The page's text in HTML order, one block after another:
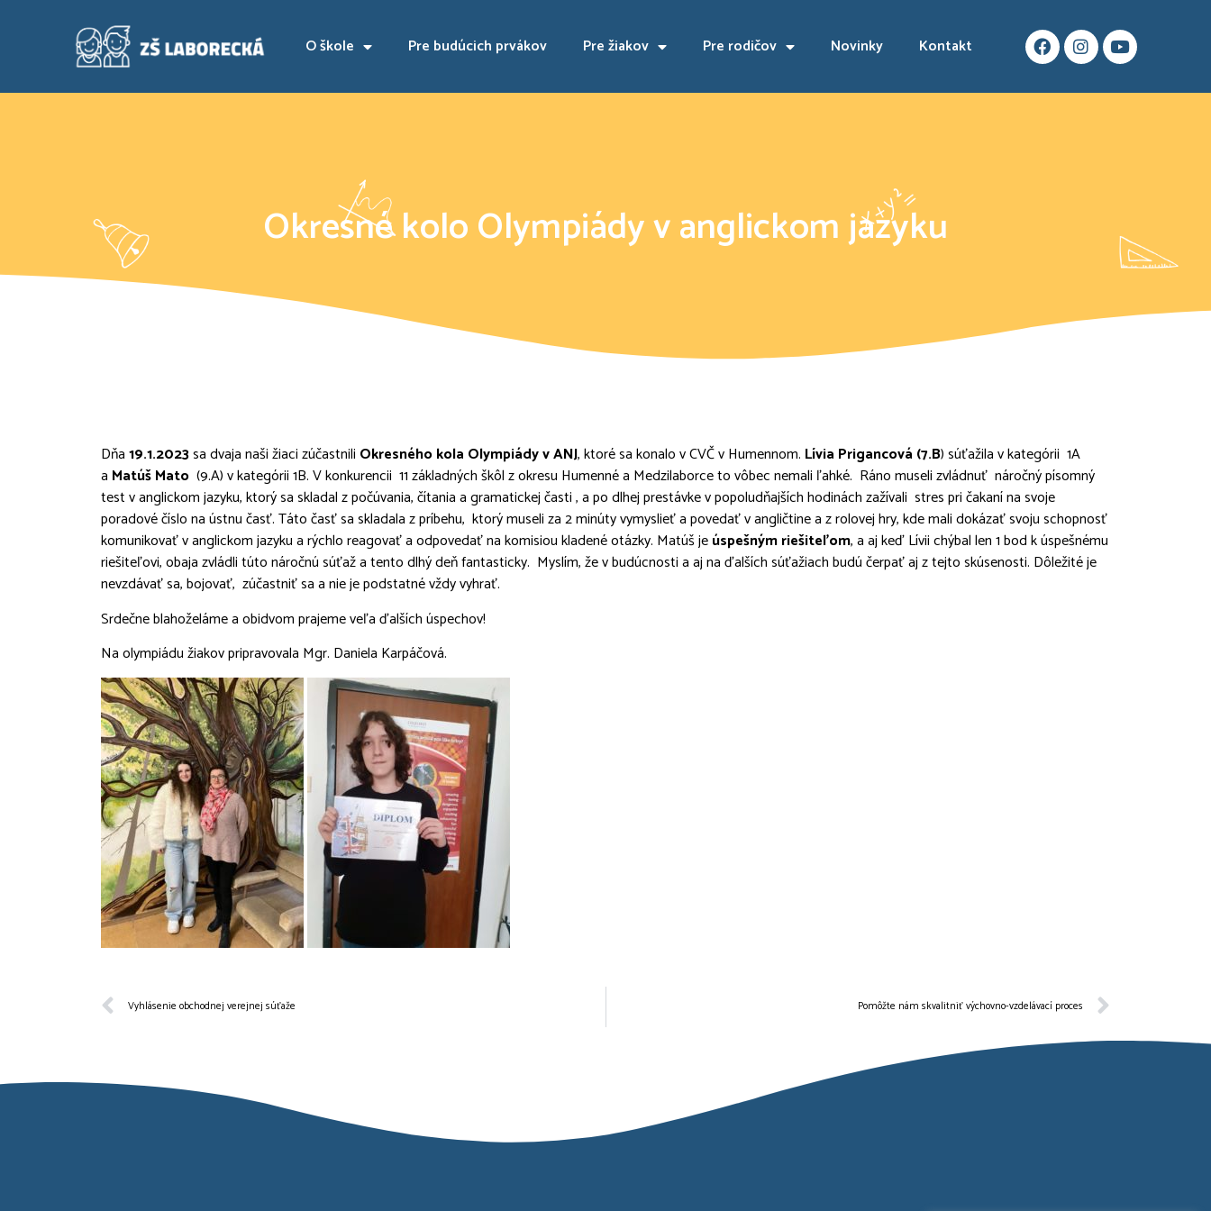
O škole Pre budúcich prvákov Pre žiakov Pre rodičov Novinky Kontakt
Okresné kolo Olympiády v anglickom jazyku
Dňa19.1.2023sa dvaja naši žiaci zúčastnili Okresného kola Olympiády v ANJ, ktoré sa konalo v CVČ v Humennom. Lívia Prigancová (7.B) súťažila v kategórii 1A
a Matúš Mato (9.A) v kategórii 1B. V konkurencii 11 základných škôl z okresu Humenné a Medzilaborce to vôbec nemali ľahké. Ráno museli zvládnuť náročný písomný
test v anglickom jazyku, ktorý sa skladal z počúvania, čítania a gramatickej časti , a po dlhej prestávke v popoludňajších hodinách zažívali stres pri čakaní na svoje
poradové číslo na ústnu časť. Táto časť sa skladala z príbehu, ktorý museli za 2 minúty vymyslieť a povedať v angličtine a z rolovej hry, kde mali dokázať svoju schopnosť
komunikovať v anglickom jazyku a rýchlo reagovať a odpovedať na komisiou kladené otázky. Matúš jeúspešným riešiteľom, a aj keď Lívii chýbal len 1 bod k úspešnému
riešiteľovi, obaja zvládli túto náročnú súťaž a tento dlhý deň fantasticky. Myslím, že v budúcnosti a aj na ďalších súťažiach budú čerpať aj z tejto skúsenosti. Dôležité je
nevzdávať sa, bojovať, zúčastniť sa a nie je podstatné vždy vyhrať.
Srdečne blahoželáme a obidvom prajeme veľa ďalších úspechov!
Na olympiádu žiakov pripravovala Mgr. Daniela Karpáčová.
Vyhlásenie obchodnej verejnej súťaže Pomôžte nám skvalitniť výchovno-vzdelávací proces